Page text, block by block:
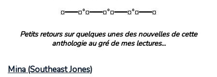
​¤━━━¤°¤━━━¤°¤━━━¤°¤━━━¤
Petits retours sur quelques unes des nouvelles de cette
anthologie au gré de mes lectures...
Mina (Southeast Jones)